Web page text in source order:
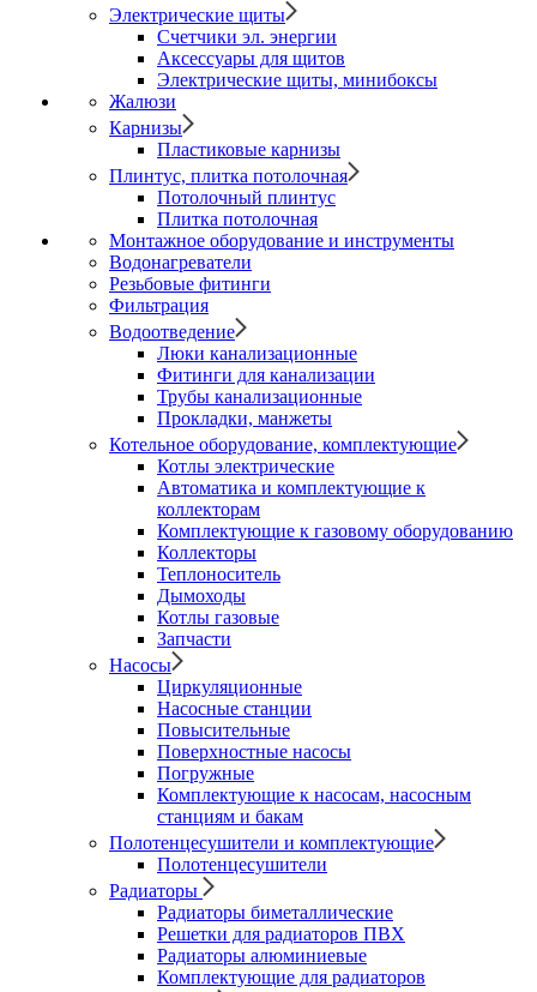
Электрические щиты
Счетчики эл. энергии
Аксессуары для щитов
Электрические щиты, минибоксы
Жалюзи
Карнизы
Пластиковые карнизы
Плинтус, плитка потолочная
Потолочный плинтус
Плитка потолочная
Монтажное оборудование и инструменты
Водонагреватели
Резьбовые фитинги
Фильтрация
Водоотведение
Люки канализационные
Фитинги для канализации
Трубы канализационные
Прокладки, манжеты
Котельное оборудование, комплектующие
Котлы электрические
Автоматика и комплектующие к
коллекторам
Комплектующие к газовому оборудованию
Коллекторы
Теплоноситель
Дымоходы
Котлы газовые
Запчасти
Насосы
Циркуляционные
Насосные станции
Повысительные
Поверхностные насосы
Погружные
Комплектующие к насосам, насосным
станциям и бакам
Полотенцесушители и комплектующие
Полотенцесушители
Радиаторы
Радиаторы биметаллические
Решетки для радиаторов ПВХ
Радиаторы алюминиевые
Комплектующие для радиаторов